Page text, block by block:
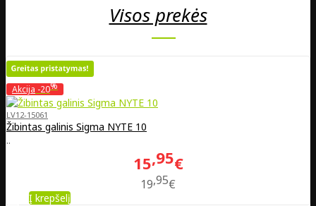
Visos prekės
Akcija -20%
LV12-15061
Žibintas galinis Sigma NYTE 10
..
15 95€
19 95€
Į krepšelį